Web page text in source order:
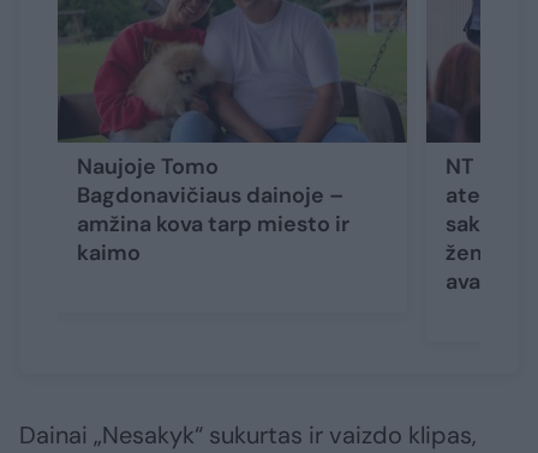
Naujoje Tomo
Bagdonavičiaus dainoje –
amžina kova tarp miesto ir
kaimo
NT
ateitimi,
sako,
žemyn:
Dainai „Nesakyk“ sukurtas ir vaizdo klipas,